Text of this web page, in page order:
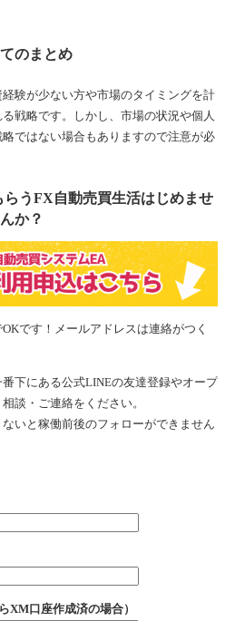
のまとめ
験が少ない方や市場のタイミングを計
戦略です。しかし、市場の状況や個人
ではない場合もありますので注意が必
うFX自動売買生活はじめませ
んか？
です！メールアドレスは連絡がつく
下にある公式LINEの友達登録やオープ
談・ご連絡をください。
いと稼働前後のフォローができません
XM口座作成済の場合）